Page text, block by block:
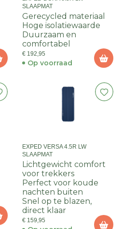
SLAAPMAT
Gerecycled materiaal
Hoge isolatiewaarde
Duurzaam en
comfortabel
€ 192,95
Op voorraad
EXPED VERSA 4.5R LW
SLAAPMAT
Lichtgewicht comfort
voor trekkers
Perfect voor koude
nachten buiten
Snel op te blazen,
direct klaar
€ 159,95